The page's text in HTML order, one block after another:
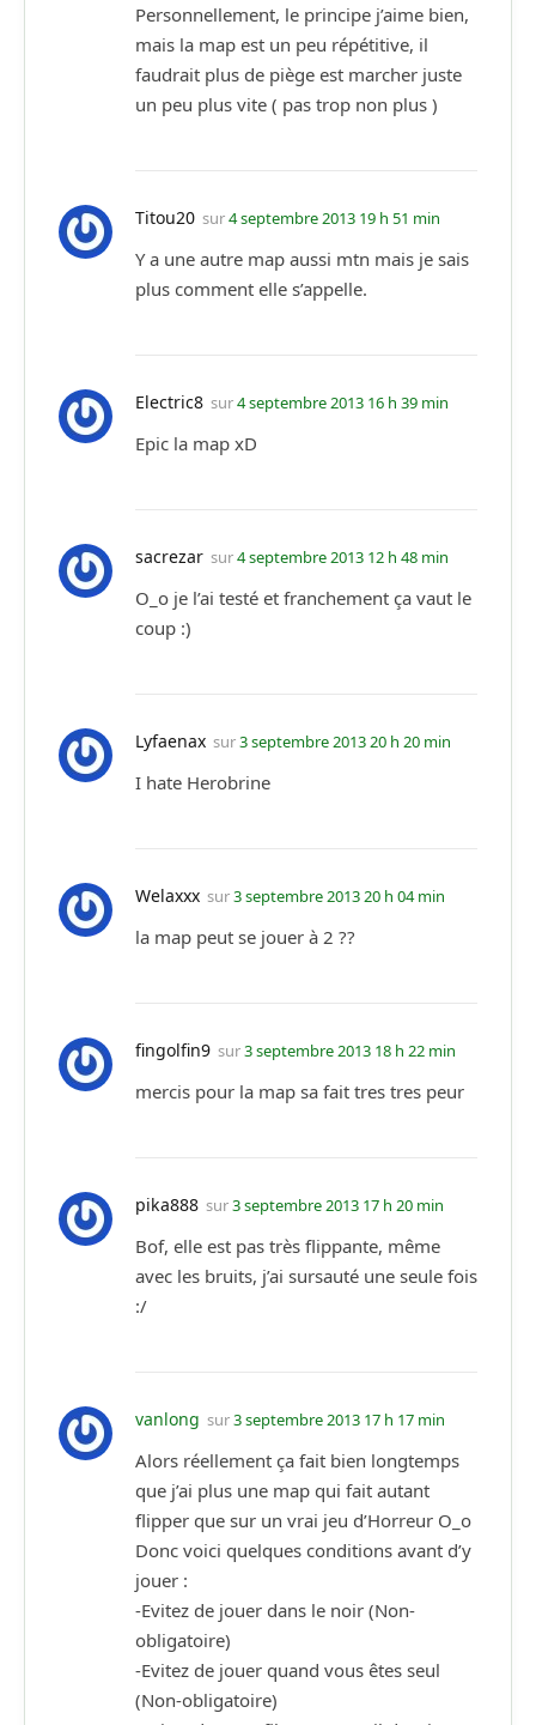
Personnellement, le principe j’aime bien,
mais la map est un peu répétitive, il
faudrait plus de piège est marcher juste
un peu plus vite ( pas trop non plus )
Titou20 sur4 septembre 2013 19 h 51 min
Y a une autre map aussi mtn mais je sais
plus comment elle s’appelle.
Electric8 sur4 septembre 2013 16 h 39 min
Epic la map xD
sacrezar sur4 septembre 2013 12 h 48 min
O_o je l’ai testé et franchement ça vaut le
coup :)
Lyfaenax sur3 septembre 2013 20 h 20 min
I hate Herobrine
Welaxxx sur3 septembre 2013 20 h 04 min
la map peut se jouer à 2 ??
fingolfin9 sur3 septembre 2013 18 h 22 min
mercis pour la map sa fait tres tres peur
pika888 sur3 septembre 2013 17 h 20 min
Bof, elle est pas très flippante, même
avec les bruits, j’ai sursauté une seule fois
:/
vanlong sur3 septembre 2013 17 h 17 min
Alors réellement ça fait bien longtemps
que j’ai plus une map qui fait autant
flipper que sur un vrai jeu d’Horreur O_o
Donc voici quelques conditions avant d’y
jouer :
-Evitez de jouer dans le noir (Non-
obligatoire)
-Evitez de jouer quand vous êtes seul
(Non-obligatoire)